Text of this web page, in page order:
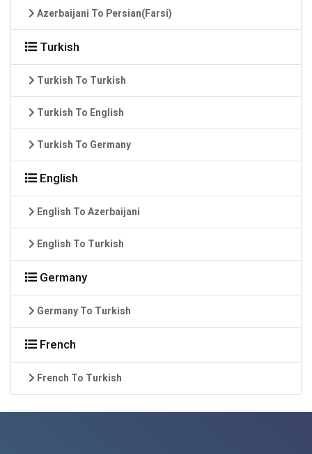
Azerbaijani To Persian(Farsi)
Turkish
Turkish To Turkish
Turkish To English
Turkish To Germany
English
English To Azerbaijani
English To Turkish
Germany
Germany To Turkish
French
French To Turkish